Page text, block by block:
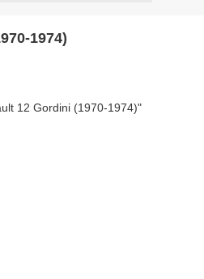
1974)